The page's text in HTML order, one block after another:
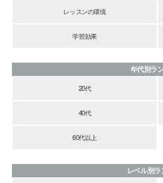
レッスンの環境
学習効果
年代別ラ
20代
40代
60代以上
レベル別